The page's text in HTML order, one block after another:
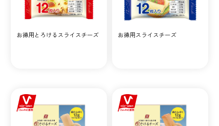
お徳用とろけるスライスチーズ お徳用スライスチーズ